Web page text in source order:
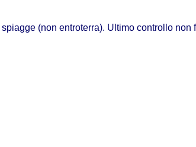
spiagge (non entroterra). Ultimo controllo non